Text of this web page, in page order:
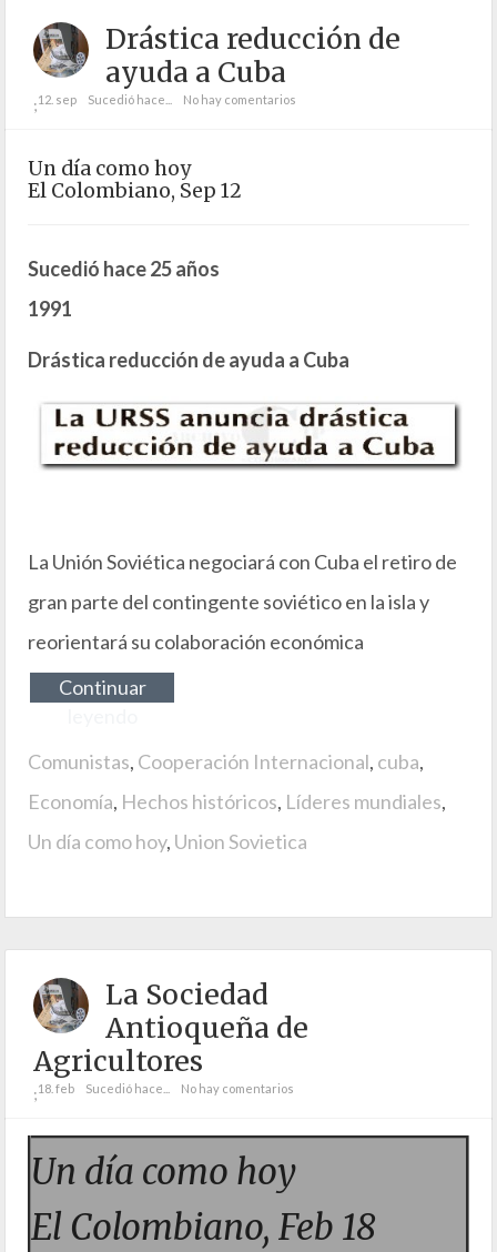
Drástica reducción de
ayuda a Cuba
;12. sep Sucedió hace... No hay comentarios
Un día como hoy
El Colombiano, Sep 12
Sucedió hace 25 años
1991
Drástica reducción de ayuda a Cuba
La Unión Soviética negociará con Cuba el retiro de
gran parte del contingente soviético en la isla y
reorientará su colaboración económica
Continuar
Comunistas, Cooperación Internacional, cuba,
Economía, Hechos históricos, Líderes mundiales,
Un día como hoy, Union Sovietica
La Sociedad
Antioqueña de
Agricultores
;18. feb Sucedió hace... No hay comentarios
Un día como hoy
El Colombiano, Feb 18